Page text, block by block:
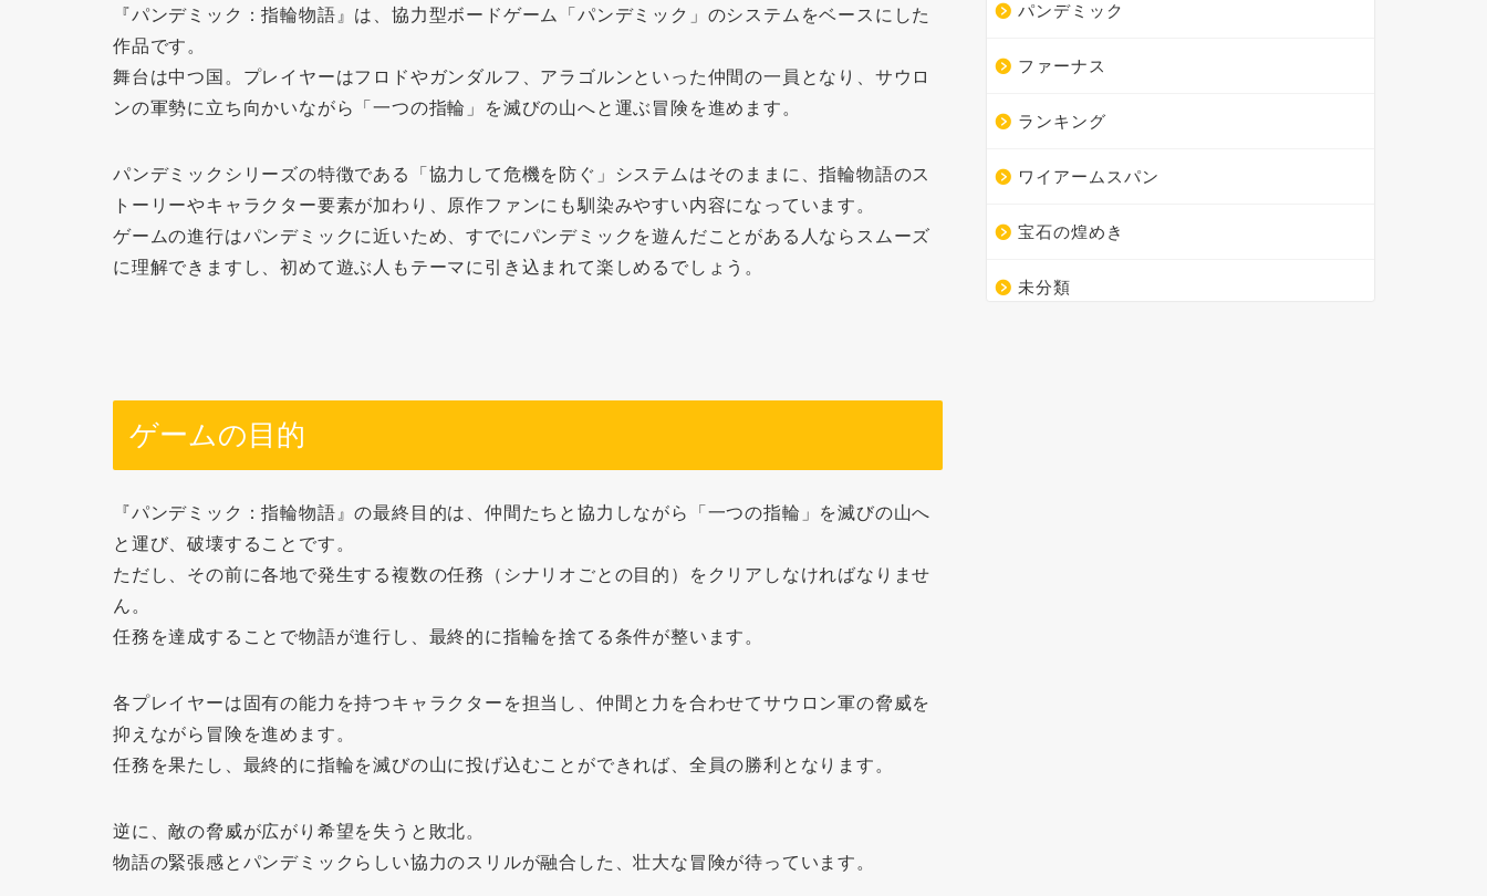
『パンデミック：指輪物語』は、協力型ボードゲーム「パンデミック」のシステムをベースにした
作品です。
舞台は中つ国。プレイヤーはフロドやガンダルフ、アラゴルンといった仲間の一員となり、サウロ
ンの軍勢に立ち向かいながら「一つの指輪」を滅びの山へと運ぶ冒険を進めます。
パンデミックシリーズの特徴である「協力して危機を防ぐ」システムはそのままに、指輪物語のス
トーリーやキャラクター要素が加わり、原作ファンにも馴染みやすい内容になっています。
ゲームの進行はパンデミックに近いため、すでにパンデミックを遊んだことがある人ならスムーズ
に理解できますし、初めて遊ぶ人もテーマに引き込まれて楽しめるでしょう。
ゲームの目的
『パンデミック：指輪物語』の最終目的は、仲間たちと協力しながら「一つの指輪」を滅びの山へ
と運び、破壊することです。
ただし、その前に各地で発生する複数の任務（シナリオごとの目的）をクリアしなければなりませ
ん。
任務を達成することで物語が進行し、最終的に指輪を捨てる条件が整います。
各プレイヤーは固有の能力を持つキャラクターを担当し、仲間と力を合わせてサウロン軍の脅威を
抑えながら冒険を進めます。
任務を果たし、最終的に指輪を滅びの山に投げ込むことができれば、全員の勝利となります。
逆に、敵の脅威が広がり希望を失うと敗北。
物語の緊張感とパンデミックらしい協力のスリルが融合した、壮大な冒険が待っています。
パンデミック
ファーナス
ランキング
ワイアームスパン
宝石の煌めき
未分類